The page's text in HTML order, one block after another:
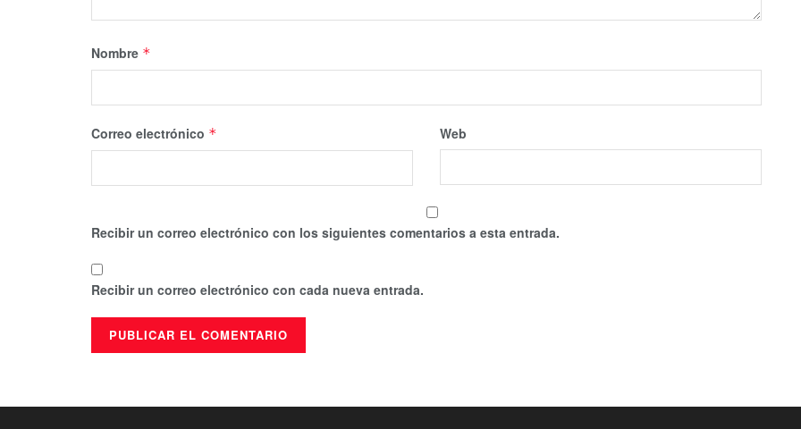
Nombre *
Correo electrónico * Web
Recibir un correo electrónico con los siguientes comentarios a esta entrada.
Recibir un correo electrónico con cada nueva entrada.